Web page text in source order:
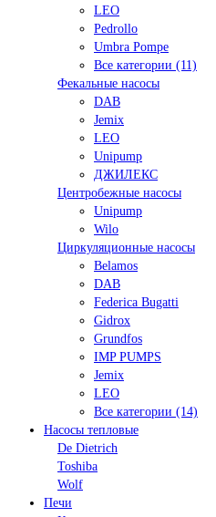
LEO
Pedrollo
Umbra Pompe
Все категории (11)
Фекальные насосы
DAB
Jemix
LEO
Unipump
ДЖИЛЕКС
Центробежные насосы
Unipump
Wilo
Циркуляционные насосы
Belamos
DAB
Federica Bugatti
Gidrox
Grundfos
IMP PUMPS
Jemix
LEO
Все категории (14)
Насосы тепловые
De Dietrich
Toshiba
Wolf
Печи